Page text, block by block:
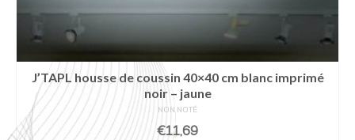
J’TAPL housse de coussin 40×40 cm blanc imprimé
noir – jaune
NON NOTÉ
€11,69